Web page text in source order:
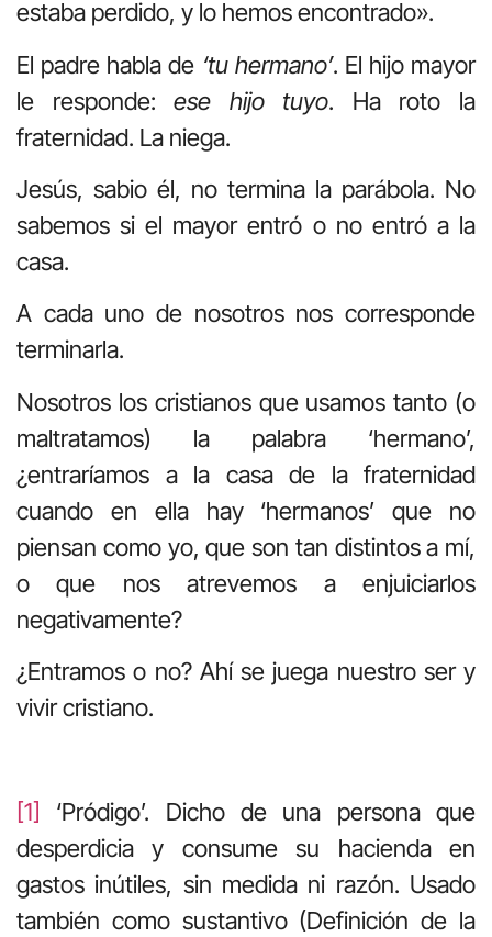
estaba perdido, y lo hemos encontrado».
El padre habla de ‘tu hermano’. El hijo mayor
le responde:ese hijo tuyo. Ha roto la
fraternidad. La niega.
Jesús, sabio él, no termina la parábola. No
sabemos si el mayor entró o no entró a la
casa.
A cada uno de nosotros nos corresponde
terminarla.
Nosotros los cristianos que usamos tanto (o
maltratamos) la palabra ‘hermano’,
¿entraríamos a la casa de la fraternidad
cuando en ella hay ‘hermanos’ que no
piensan como yo, que son tan distintos a mí,
o que nos atrevemos a enjuiciarlos
negativamente?
¿Entramos o no? Ahí se juega nuestro ser y
vivir cristiano.
[1]
‘Pródigo’. Dicho de una persona que
desperdicia y consume su hacienda en
gastos inútiles, sin medida ni razón. Usado
también como sustantivo (Definición de la